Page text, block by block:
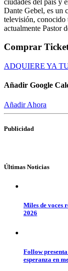
Dante Gebel, es un
televisión, conocido
actualmente Pastor
Comprar
ADQUIERE YA
Añadir Google
Añadir Ahora
Publicidad
Últimas Noticias
Miles de voces
2026
Follow
esperanza en